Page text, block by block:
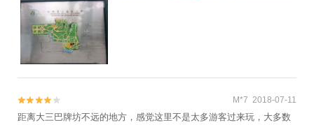

 M*7 2018-07-11
距离大三巴牌坊不远的地方，感觉这里不是太多游客过来玩，大多数